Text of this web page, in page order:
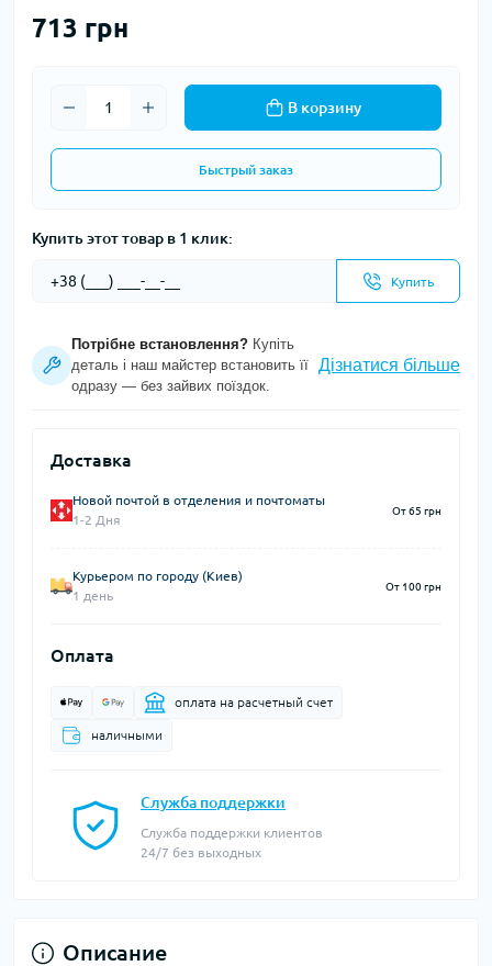
713 грн
В корзину
Быстрый заказ
Купить этот товар в 1 клик:
Купить
Потрібне встановлення? Купіть
деталь і наш майстер встановить її
одразу — без зайвих поїздок.
Дізнатися більше
Доставка
Новой почтой в отделения и почтоматы
1-2 Дня
От 65 грн
Курьером по городу (Киев)
1 день
От 100 грн
Оплата
оплата на расчетный счет
наличными
Служба поддержки
Служба поддержки клиентов
24/7 без выходных
Описание